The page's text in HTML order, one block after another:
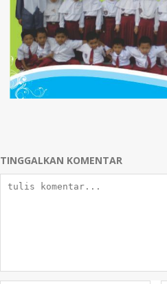
TINGGALKAN KOMENTAR